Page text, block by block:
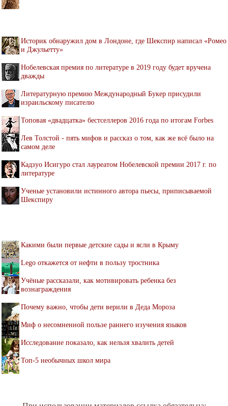
Историк обнаружил дом в Лондоне, где Шекспир написал «Ромео
и Джульетту»
Нобелевская премия по литературе в 2019 году будет вручена
дважды
Литературную премию Международный Букер присудили
израильскому писателю
Топовая «двадцатка» бестселлеров 2016 года по итогам Forbes
Лев Толстой - пять мифов и рассказ о том, как же всё было на
самом деле
Кадзуо Исигуро стал лауреатом Нобелевской премии 2017 г. по
литературе
Ученые установили истинного автора пьесы, приписываемой
Шекспиру
Какими были первые детские сады и ясли в Крыму
Lego откажется от нефти в пользу тростника
Учёные рассказали, как мотивировать ребенка без
вознаграждения
Почему важно, чтобы дети верили в Деда Мороза
Миф о несомненной пользе раннего изучения языков
Исследование показало, как нельзя хвалить детей
Топ-5 необычных школ мира